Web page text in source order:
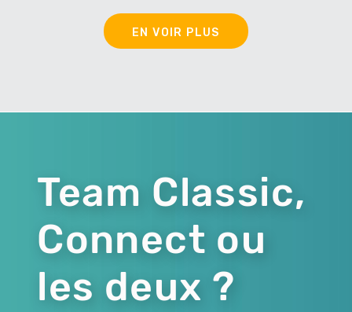
EN VOIR PLUS
Team Classic,
Connect ou
les deux ?